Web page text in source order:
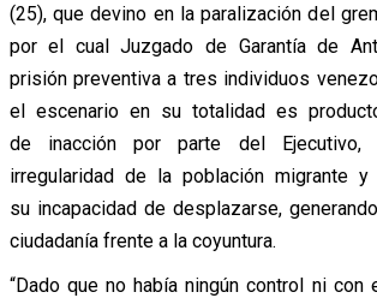
(25), que devino en la paralización del
por el cual Juzgado de Garantía de
prisión preventiva a tres individuos
el escenario en su totalidad es
de inacción por parte del Ejecutivo,
irregularidad de la población migrante y
su incapacidad de desplazarse,
ciudadanía frente a la coyuntura.
“Dado que no había ningún control ni con